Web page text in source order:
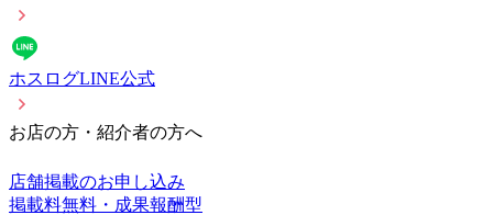
ホスログLINE公式
お店の方・紹介者の方へ
店舗掲載のお申し込み
掲載料無料・成果報酬型